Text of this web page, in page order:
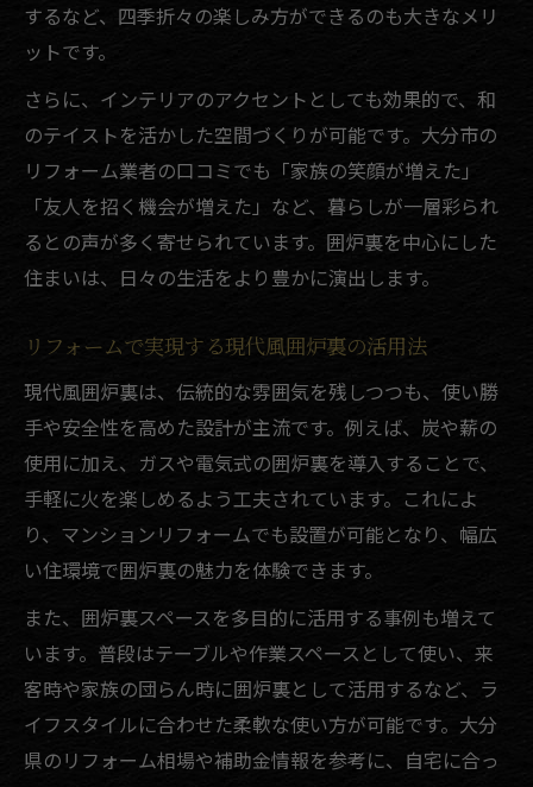
するなど、四季折々の楽しみ方ができるのも大きなメリ
ットです。
さらに、インテリアのアクセントとしても効果的で、和
のテイストを活かした空間づくりが可能です。大分市の
リフォーム業者の口コミでも「家族の笑顔が増えた」
「友人を招く機会が増えた」など、暮らしが一層彩られ
るとの声が多く寄せられています。囲炉裏を中心にした
住まいは、日々の生活をより豊かに演出します。
リフォームで実現する現代風囲炉裏の活用法
現代風囲炉裏は、伝統的な雰囲気を残しつつも、使い勝
手や安全性を高めた設計が主流です。例えば、炭や薪の
使用に加え、ガスや電気式の囲炉裏を導入することで、
手軽に火を楽しめるよう工夫されています。これによ
り、マンションリフォームでも設置が可能となり、幅広
い住環境で囲炉裏の魅力を体験できます。
また、囲炉裏スペースを多目的に活用する事例も増えて
います。普段はテーブルや作業スペースとして使い、来
客時や家族の団らん時に囲炉裏として活用するなど、ラ
イフスタイルに合わせた柔軟な使い方が可能です。大分
県のリフォーム相場や補助金情報を参考に、自宅に合っ